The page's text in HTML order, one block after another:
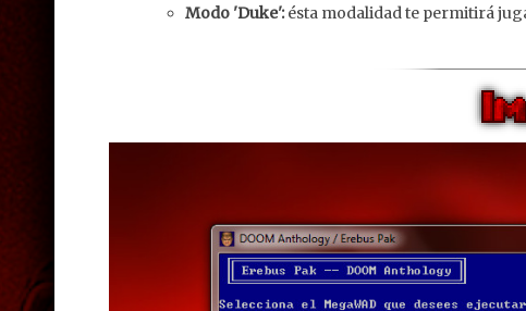
Modo 'Duke':ésta modalidad te permitirá